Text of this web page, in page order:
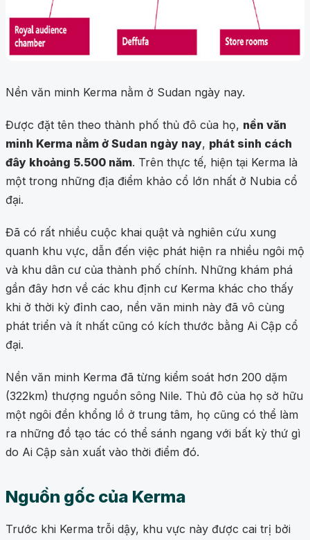
Nền văn minh Kerma nằm ở Sudan ngày nay.
Được đặt tên theo thành phố thủ đô của họ, nền văn
minh Kerma nằm ở Sudan ngày nay, phát sinh cách
đây khoảng 5.500 năm. Trên thực tế, hiện tại Kerma là
một trong những địa điểm khảo cổ lớn nhất ở Nubia cổ
đại.
Đã có rất nhiều cuộc khai quật và nghiên cứu xung
quanh khu vực, dẫn đến việc phát hiện ra nhiều ngôi mộ
và khu dân cư của thành phố chính. Những khám phá
gần đây hơn về các khu định cư Kerma khác cho thấy
khi ở thời kỳ đỉnh cao, nền văn minh này đã vô cùng
phát triển và ít nhất cũng có kích thước bằng Ai Cập cổ
đại.
Nền văn minh Kerma đã từng kiểm soát hơn 200 dặm
(322km) thượng nguồn sông Nile. Thủ đô của họ sở hữu
một ngôi đền khổng lồ ở trung tâm, họ cũng có thể làm
ra những đồ tạo tác có thể sánh ngang với bất kỳ thứ gì
do Ai Cập sản xuất vào thời điểm đó.
Nguồn gốc của Kerma
Trước khi Kerma trỗi dậy, khu vực này được cai trị bởi